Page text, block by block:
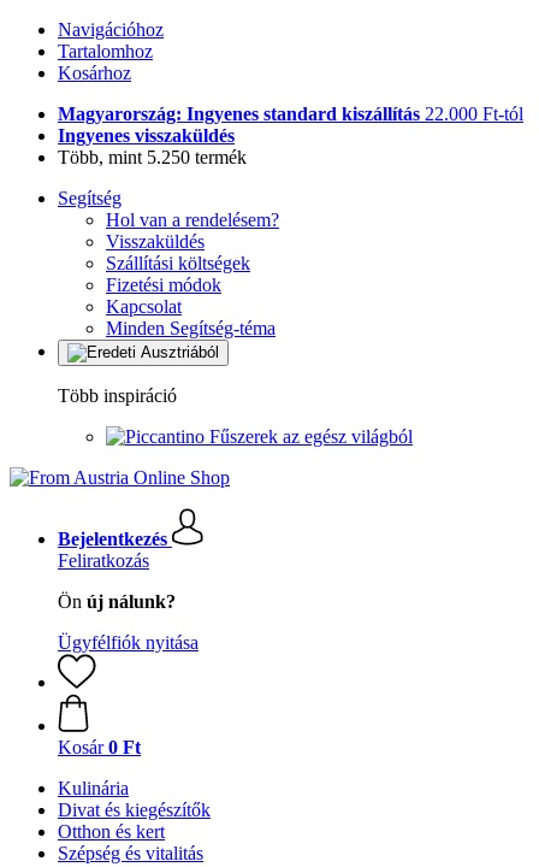
Navigációhoz
Tartalomhoz
Kosárhoz
Magyarország: Ingyenes standard kiszállítás 22.000 Ft-tól
Ingyenes visszaküldés
Több, mint 5.250 termék
Segítség
Hol van a rendelésem?
Visszaküldés
Szállítási költségek
Fizetési módok
Kapcsolat
Minden Segítség-téma
Több inspiráció
Fűszerek az egész világból
Bejelentkezés
Feliratkozás
Ön új nálunk?
Ügyfélfiók nyitása
Kosár 0 Ft
Kulinária
Divat és kiegészítők
Otthon és kert
Szépség és vitalitás